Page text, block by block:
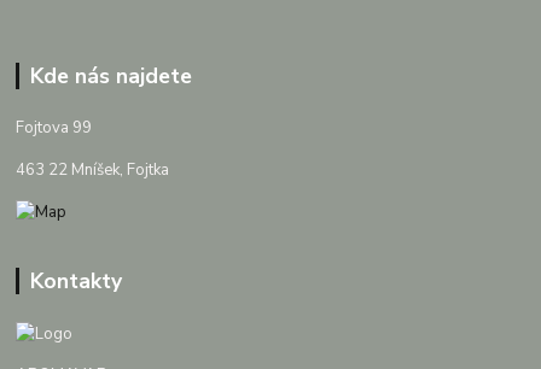
Kde nás najdete
Fojtova 99
463 22 Mníšek, Fojtka
Kontakty